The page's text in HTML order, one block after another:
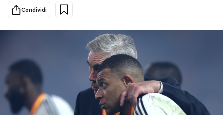
Economia
PODCAST
NEWSLETTER
Condividi